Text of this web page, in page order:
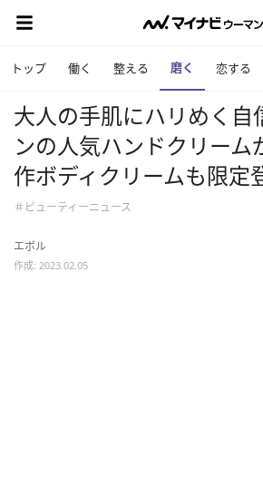
トップ 働く 整える 磨く 恋する
大人の手肌にハリめく自
ンの人気ハンドクリー
作ボディクリームも限定
＃ビューティーニュース
エボル
作成: 2023.02.05